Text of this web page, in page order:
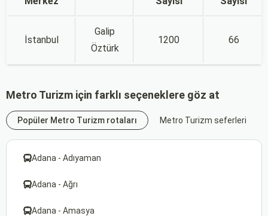
İstanbul
Galip
Öztürk
1200 66
Metro Turizm için farklı seçeneklere göz at
Popüler Metro Turizm rotaları Metro Turizm seferleri
Adana - Adıyaman
Adana - Ağrı
Adana - Amasya